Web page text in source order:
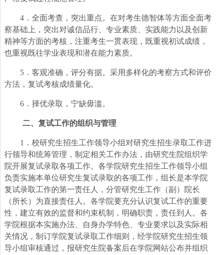
4 ．全面考查，突出重点。在对考生德智体等方面全面考
察基础上，突出对诚信品行、专业素质、实践能力以及创新
精神等方面的考核，注重考生一贯表现，既重视初试成绩，
也重视既往学业表现和潜在能力素质。
5 ．客观准确，评分有据。采用多样化的考察方式和评价
方法，复试考核成绩量化。
6 ．择优录取，宁缺毋滥。
二、复试工作的组织与管理
1 ．校研究生招生工作领导小组对研究生招生录取工作进
行领导和统筹管理，制定相关工作办法，由研究生院组织学
院开展复试录取各项工作。各学院研究生招生工作领导小组
负责实施本单位研究生复试录取的各项工作，组长是本学院
复试录取工作的第一责任人，分管研究生工作（副）院长
（所长）为直接责任人。各学院要充分认识复试工作的重要
性，建立有效的监督和约束机制，明确职责，责任到人。各
学院根据本实施办法、自身办学特色、专业要求以及实际相
关情况，制订学院复试录取工作细则，经学院研究生招生领
导小组审核通过，报研究生院备案后在学院网站公布并组织